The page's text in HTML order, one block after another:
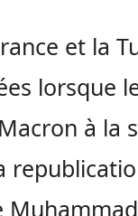
et la
lorsque
à la